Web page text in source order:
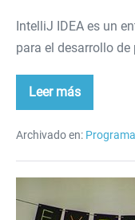
IntelliJ IDEA es un
para el desarrollo
Leer másInstalación
del
IntelliJ
Archivado en:
online